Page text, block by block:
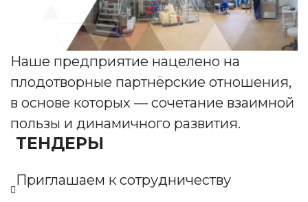
Наше предприятие нацелено на
плодотворные партнёрские отношения,
в основе которых — сочетание взаимной
пользы и динамичного развития.
ТЕНДЕРЫ
Приглашаем к сотрудничеству